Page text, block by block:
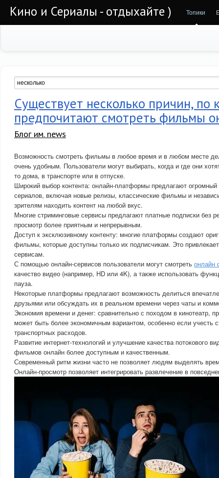
Кино и Сериалы - отдыхайте ) Топики
Существует несколько причин,
предпочитают смотреть фильмы
Блог им. news
Возможность смотреть фильмы в любое время и в любом месте
очень удобным. Пользователи могут выбирать, когда и где они
то дома, в транспорте или в отпуске.
Широкий выбор контента: онлайн-платформы предлагают
сериалов, включая новые релизы, классические фильмы и
зрителям находить контент на любой вкус.
Многие стриминговые сервисы предлагают платные подписки без
просмотр более приятным и непрерывным.
Доступ к эксклюзивному контенту: многие платформы создают
фильмы, которые доступны только их подписчикам. Это
сервисам.
С помощью онлайн-сервисов пользователи могут смотреть
качество видео (например, HD или 4K), а также использовать
пауза.
Некоторые платформы предлагают возможность делиться
друзьями или обсуждать их в реальном времени через чаты и
Экономия времени и денег: сравнительно с походом в кинотеатр,
может быть более экономичным вариантом, особенно если учесть
транспортных расходов.
Развитие интернет-технологий и улучшение качества потокового
фильмов онлайн более доступным и качественным.
Современный ритм жизни часто не позволяет людям выделять
Онлайн-просмотр позволяет интегрировать развлечение в